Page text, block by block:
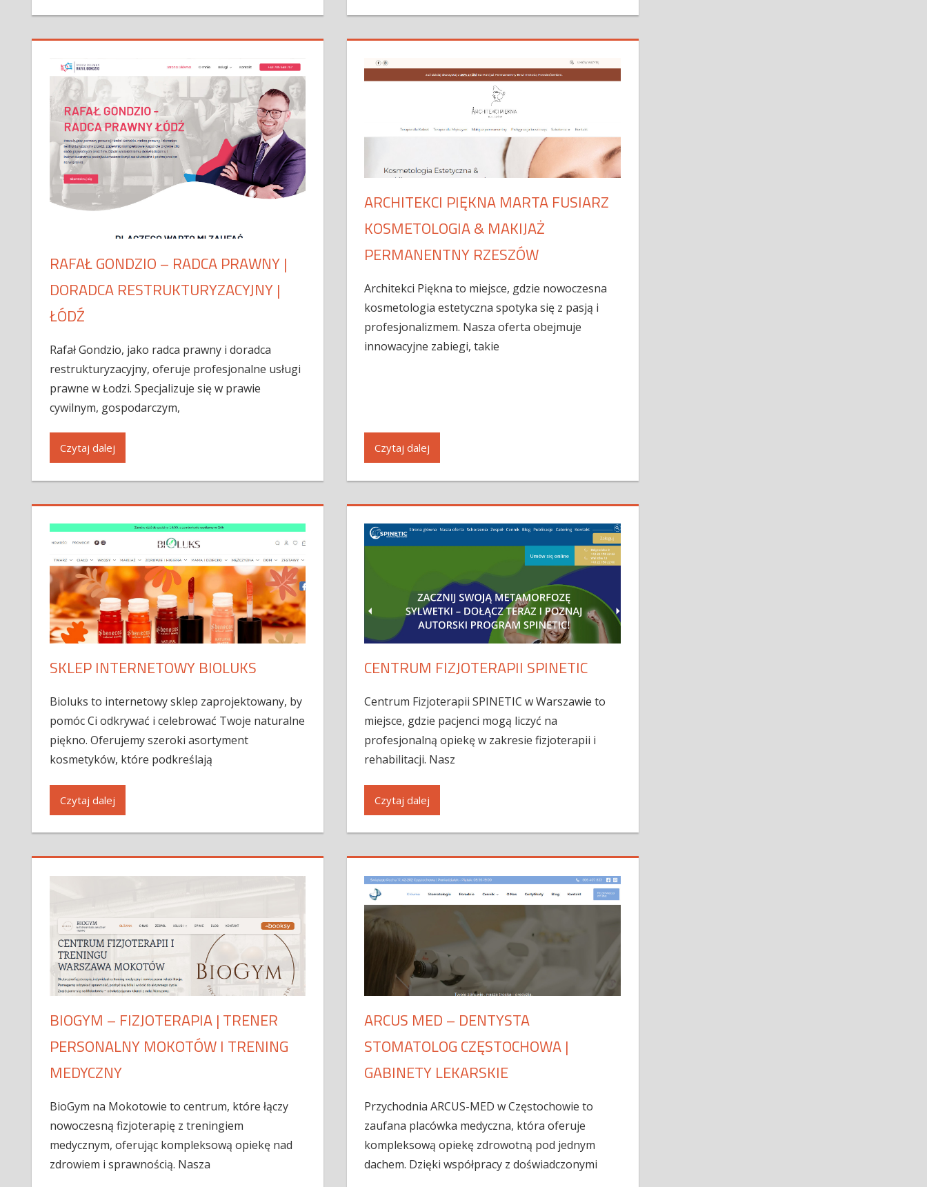
RAFAŁ GONDZIO – RADCA PRAWNY |
DORADCA RESTRUKTURYZACYJNY |
ŁÓDŹ
Rafał Gondzio, jako radca prawny i doradca
restrukturyzacyjny, oferuje profesjonalne usługi
prawne w Łodzi. Specjalizuje się w prawie
cywilnym, gospodarczym,
Czytaj dalej
ARCHITEKCI PIĘKNA MARTA FUSIARZ
KOSMETOLOGIA & MAKIJAŻ
PERMANENTNY RZESZÓW
Architekci Piękna to miejsce, gdzie nowoczesna
kosmetologia estetyczna spotyka się z pasją i
profesjonalizmem. Nasza oferta obejmuje
innowacyjne zabiegi, takie
Czytaj dalej
SKLEP INTERNETOWY BIOLUKS
Bioluks to internetowy sklep zaprojektowany, by
pomóc Ci odkrywać i celebrować Twoje naturalne
piękno. Oferujemy szeroki asortyment
kosmetyków, które podkreślają
Czytaj dalej
CENTRUM FIZJOTERAPII SPINETIC
Centrum Fizjoterapii SPINETIC w Warszawie to
miejsce, gdzie pacjenci mogą liczyć na
profesjonalną opiekę w zakresie fizjoterapii i
rehabilitacji. Nasz
Czytaj dalej
BIOGYM – FIZJOTERAPIA | TRENER
PERSONALNY MOKOTÓW I TRENING
MEDYCZNY
BioGym na Mokotowie to centrum, które łączy
nowoczesną fizjoterapię z treningiem
medycznym, oferując kompleksową opiekę nad
zdrowiem i sprawnością. Nasza
ARCUS MED – DENTYSTA
STOMATOLOG CZĘSTOCHOWA |
GABINETY LEKARSKIE
Przychodnia ARCUS-MED w Częstochowie to
zaufana placówka medyczna, która oferuje
kompleksową opiekę zdrowotną pod jednym
dachem. Dzięki współpracy z doświadczonymi